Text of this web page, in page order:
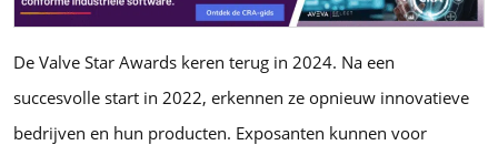
De Valve Star Awards keren terug in 2024. Na een
succesvolle start in 2022, erkennen ze opnieuw innovatieve
bedrijven en hun producten. Exposanten kunnen voor